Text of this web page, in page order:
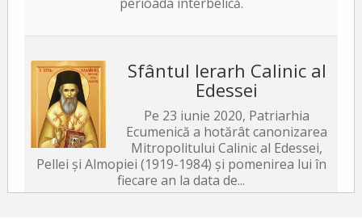
Sfântul Ierarh Calinic al
Edessei
Pe 23 iunie 2020, Patriarhia
Ecumenică a hotărât canonizarea
Mitropolitului Calinic al Edessei,
Pellei și Almopiei (1919-1984) și pomenirea lui în
fiecare an la data de...